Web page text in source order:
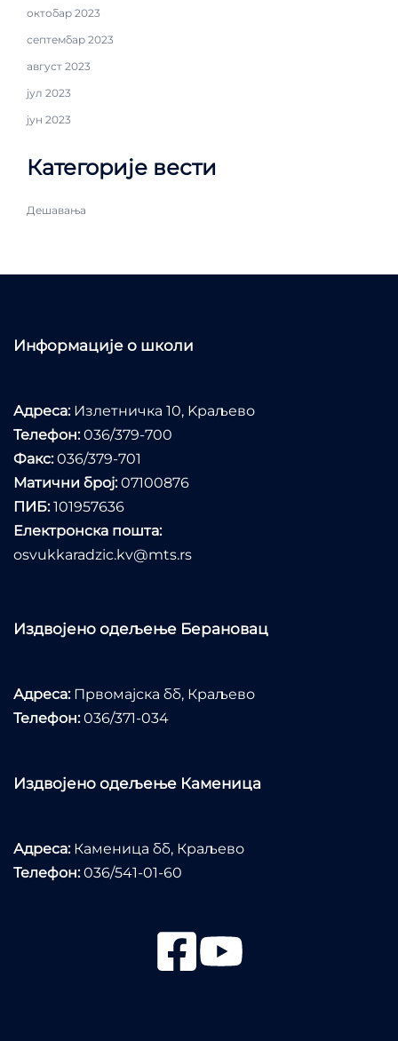
октобар 2023
септембар 2023
август 2023
јул 2023
јун 2023
Категорије вести
Дешавања
Информације о школи
Адреса:Излетничка 10, Kраљево
Телефон:036/379-700
Факс:036/379-701
Матични број:07100876
ПИБ:101957636
Електронска пошта:
osvukkaradzic.kv@mts.rs
Издвојено одељење Берановац
Адреса:Првомајска бб, Краљево
Телефон:036/371-034
Издвојено одељење Каменица
Адреса:Каменица бб, Краљево
Телефон:036/541-01-60